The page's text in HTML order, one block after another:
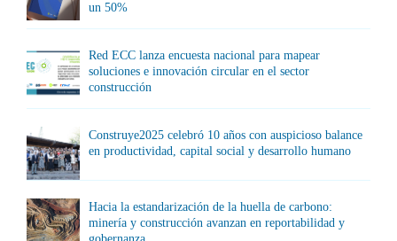
un 50%
Red ECC lanza encuesta nacional para mapear
soluciones e innovación circular en el sector
construcción
Construye2025 celebró 10 años con auspicioso balance
en productividad, capital social y desarrollo humano
Hacia la estandarización de la huella de carbono:
minería y construcción avanzan en reportabilidad y